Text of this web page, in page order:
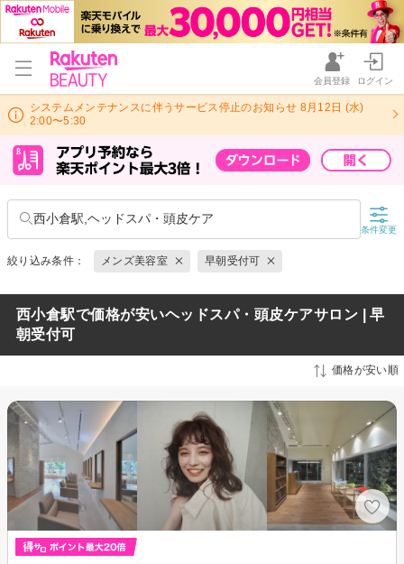
会員登録 ログイン
システムメンテナンスに伴うサービス停止のお知らせ 8月12日 (水)
2:00〜5:30
西小倉駅,ヘッドスパ・頭皮ケア
条件変更
絞り込み条件： メンズ美容室 早朝受付可
西小倉駅で価格が安いヘッドスパ・頭皮ケアサロン | 早
朝受付可
価格が安い順